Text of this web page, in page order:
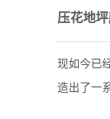
压花地
现如今已
造出了一